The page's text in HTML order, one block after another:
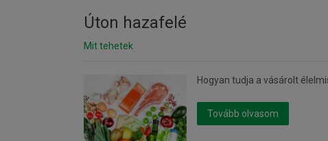
Úton hazafelé
Mit tehetek
Hogyan tudja a vásárolt
Tovább olvasom